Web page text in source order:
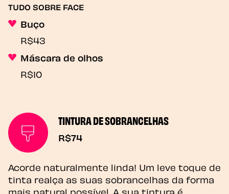
TUDO SOBRE FACE
Buço
R$43
Máscara de olhos
R$10
TINTURA DE SOBRANCELHAS
R$74
Acorde naturalmente linda! Um leve toque de
tinta realça as suas sobrancelhas da forma
mais natural possível. A sua tintura é